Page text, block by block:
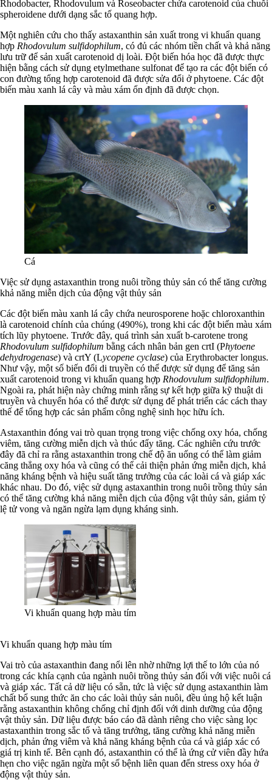
Rhodobacter, Rhodovulum và Roseobacter chứa carotenoid của chuỗi
spheroidene dưới dạng sắc tố quang hợp.
Một nghiên cứu cho thấy astaxanthin sản xuất trong vi khuẩn quang
hợp Rhodovulum sulfidophilum, có đủ các nhóm tiền chất và khả năng
lưu trữ để sản xuất carotenoid dị loài. Đột biến hóa học đã được thực
hiện bằng cách sử dụng etylmethane sulfonat để tạo ra các đột biến có
con đường tổng hợp carotenoid đã được sửa đổi ở phytoene. Các đột
biến màu xanh lá cây và màu xám ổn định đã được chọn.
Cá
Việc sử dụng astaxanthin trong nuôi trồng thủy sản có thể tăng cường
khả năng miễn dịch của động vật thủy sản
Các đột biến màu xanh lá cây chứa neurosporene hoặc chloroxanthin
là carotenoid chính của chúng (490%), trong khi các đột biến màu xám
tích lũy phytoene. Trước đây, quá trình sản xuất b-carotene trong
Rhodovulum sulfidophilum bằng cách nhân bản gen crtI (Phytoene
dehydrogenase) và crtY (Lycopene cyclase) của Erythrobacter longus.
Như vậy, một số biến đổi di truyền có thể được sử dụng để tăng sản
xuất carotenoid trong vi khuẩn quang hợp Rhodovulum sulfidophilum.
Ngoài ra, phát hiện này chứng minh rằng sự kết hợp giữa kỹ thuật di
truyền và chuyển hóa có thể được sử dụng để phát triển các cách thay
thế để tổng hợp các sản phẩm công nghệ sinh học hữu ích.
Astaxanthin đóng vai trò quan trọng trong việc chống oxy hóa, chống
viêm, tăng cường miễn dịch và thúc đẩy tăng. Các nghiên cứu trước
đây đã chỉ ra rằng astaxanthin trong chế độ ăn uống có thể làm giảm
căng thẳng oxy hóa và cũng có thể cải thiện phản ứng miễn dịch, khả
năng kháng bệnh và hiệu suất tăng trưởng của các loài cá và giáp xác
khác nhau. Do đó, việc sử dụng astaxanthin trong nuôi trồng thủy sản
có thể tăng cường khả năng miễn dịch của động vật thủy sản, giảm tỷ
lệ tử vong và ngăn ngừa lạm dụng kháng sinh.
Vi khuẩn quang hợp màu tím
Vi khuẩn quang hợp màu tím
Vai trò của astaxanthin đang nổi lên nhờ những lợi thế to lớn của nó
trong các khía cạnh của ngành nuôi trồng thủy sản đối với việc nuôi cá
và giáp xác. Tất cả dữ liệu có sẵn, tức là việc sử dụng astaxanthin làm
chất bổ sung thức ăn cho các loài thủy sản nuôi, đều ủng hộ kết luận
rằng astaxanthin không chống chỉ định đối với dinh dưỡng của động
vật thủy sản. Dữ liệu được báo cáo đã dành riêng cho việc sàng lọc
astaxanthin trong sắc tố và tăng trưởng, tăng cường khả năng miễn
dịch, phản ứng viêm và khả năng kháng bệnh của cá và giáp xác có
giá trị kinh tế. Bên cạnh đó, astaxanthin có thể là ứng cử viên đầy hứa
hẹn cho việc ngăn ngừa một số bệnh liên quan đến stress oxy hóa ở
động vật thủy sản.